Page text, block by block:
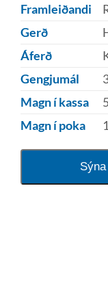
Framleiðandi
Gerð
Áferð
Gengjumál
Magn í kassa
Magn í poka